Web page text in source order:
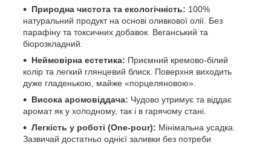
Природна чистота та екологічність: 100%
натуральний продукт на основі оливкової олії. Без
парафіну та токсичних добавок. Веганський та
біорозкладний.
Неймовірна естетика: Приємний кремово-білий
колір та легкий глянцевий блиск. Поверхня виходить
дуже гладенькою, майже «порцеляновою».
Висока аромовіддача: Чудово утримує та віддає
аромат як у холодному, так і в гарячому стані.
Легкість у роботі (One-pour): Мінімальна усадка.
Зазвичай достатньо однієї заливки без потреби